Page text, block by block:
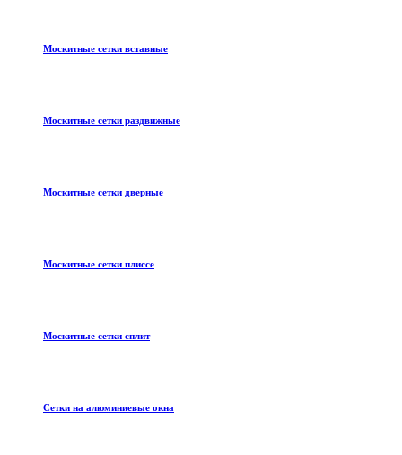
Москитные сетки вставные
Москитные сетки раздвижные
Москитные сетки дверные
Москитные сетки плиссе
Москитные сетки сплит
Сетки на алюминиевые окна